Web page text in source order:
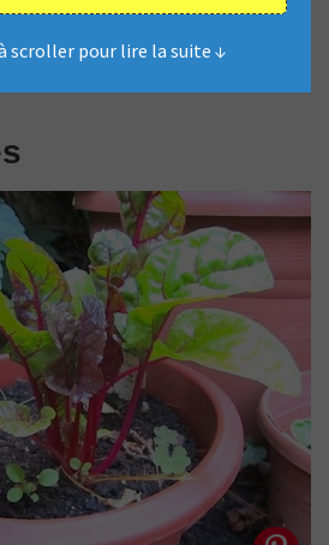
scroller pour lire la suite ↓